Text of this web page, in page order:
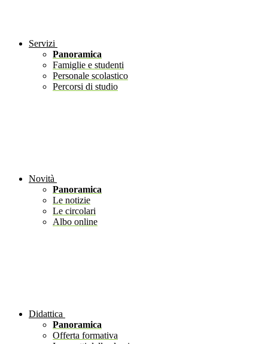
Servizi
Panoramica
Famiglie e studenti
Personale scolastico
Percorsi di studio
Novità
Panoramica
Le notizie
Le circolari
Albo online
Didattica
Panoramica
Offerta formativa